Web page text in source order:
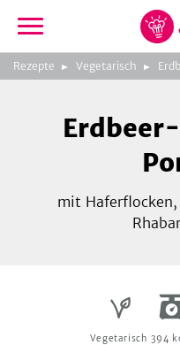
zur
Rezepte Vegetarisch
Bild
3
zeigen
mit
Vegetarisch 394